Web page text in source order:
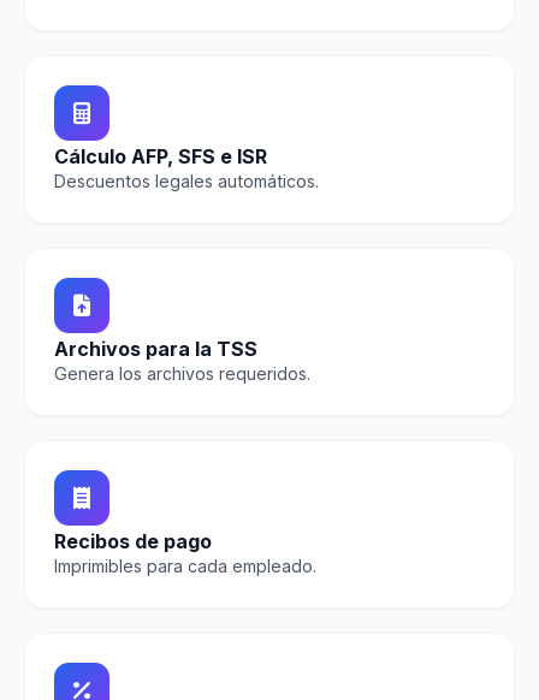
Cálculo AFP, SFS e ISR
Descuentos legales automáticos.
Archivos para la TSS
Genera los archivos requeridos.
Recibos de pago
Imprimibles para cada empleado.